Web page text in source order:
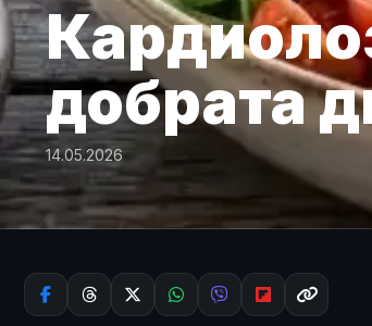
добрата
14.05.2026